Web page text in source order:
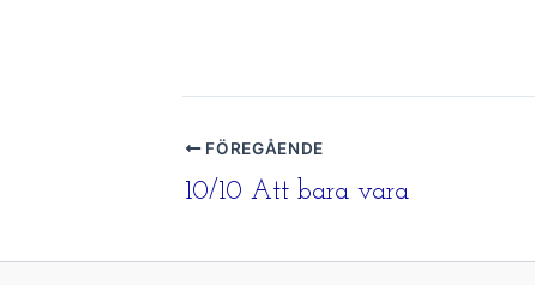
FÖREGÅENDE
10/10 Att bara vara